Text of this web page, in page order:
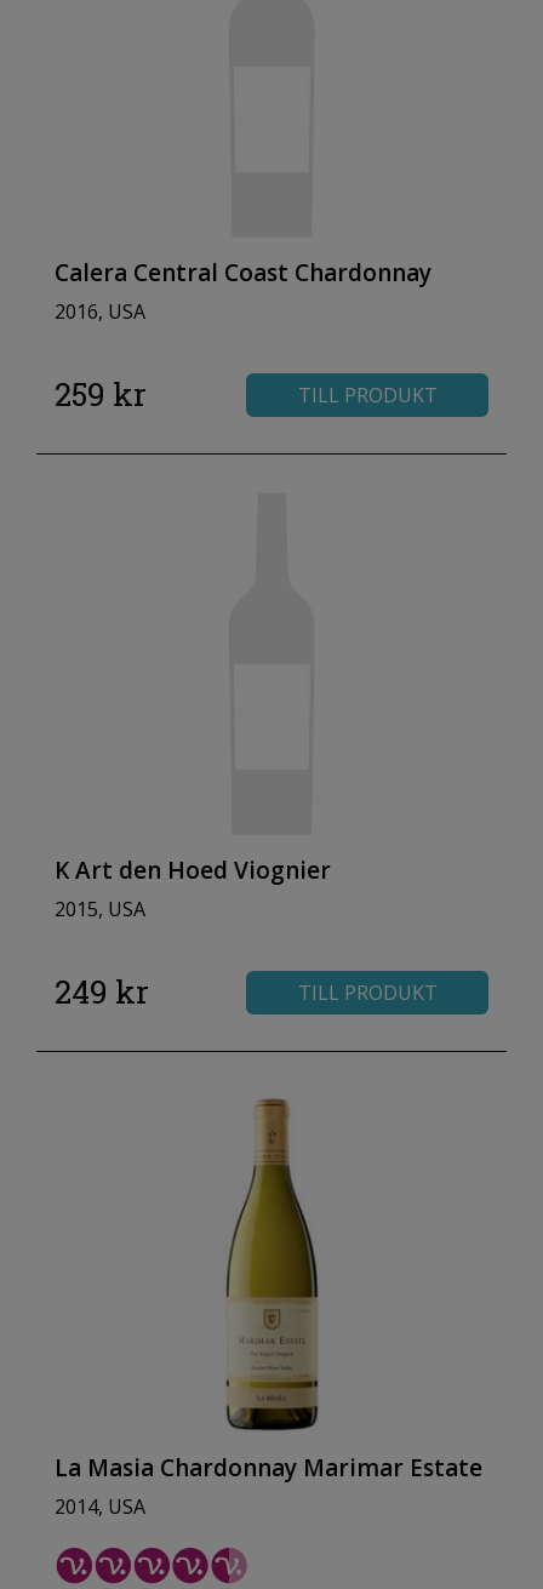
Calera Central Coast Chardonnay
2016, USA
259 kr TILL PRODUKT
K Art den Hoed Viognier
2015, USA
249 kr TILL PRODUKT
La Masia Chardonnay Marimar Estate
2014, USA